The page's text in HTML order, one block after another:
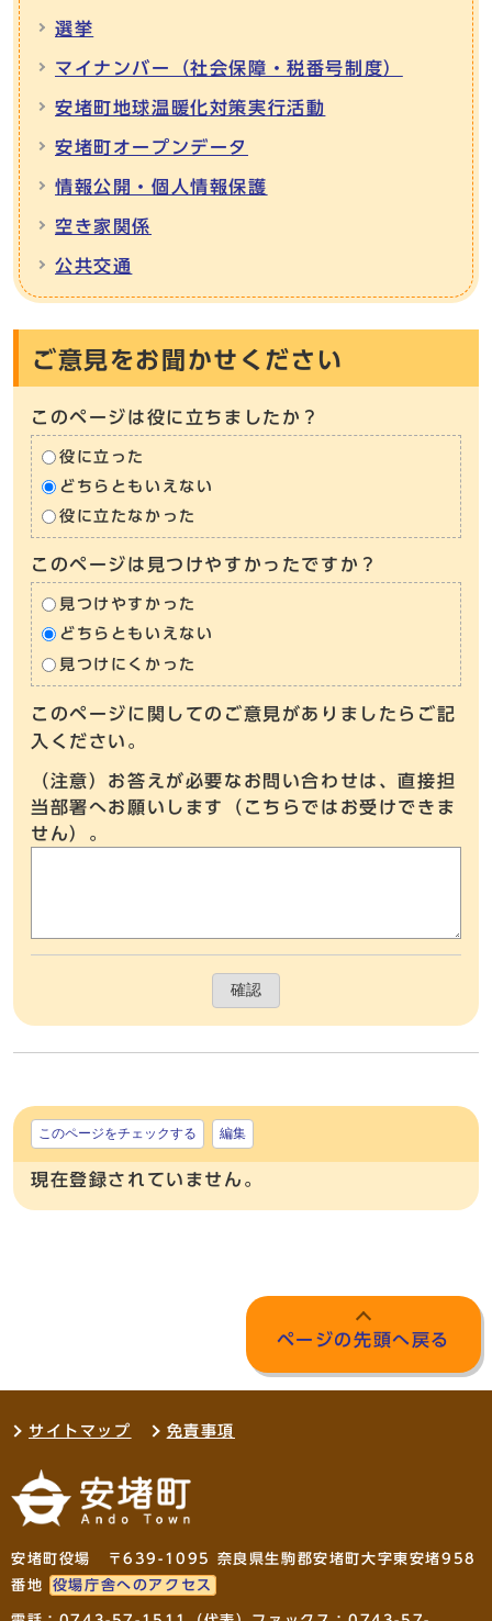
選挙
マイナンバー（社会保障・税番号制度）
安堵町地球温暖化対策実行活動
安堵町オープンデータ
情報公開・個人情報保護
空き家関係
公共交通
ご意見をお聞かせください
このページは役に立ちましたか？
役に立った
どちらともいえない
役に立たなかった
このページは見つけやすかったですか？
見つけやすかった
どちらともいえない
見つけにくかった
このページに関してのご意見がありましたらご記
入ください。
（注意）お答えが必要なお問い合わせは、直接担
当部署へお願いします（こちらではお受けできま
せん）。
確認
このページをチェックする 編集
現在登録されていません。
ページの先頭へ戻る
サイトマップ 免責事項
安堵町役場 〒639-1095 奈良県生駒郡安堵町大字東安堵958
番地
役場庁舎へのアクセス